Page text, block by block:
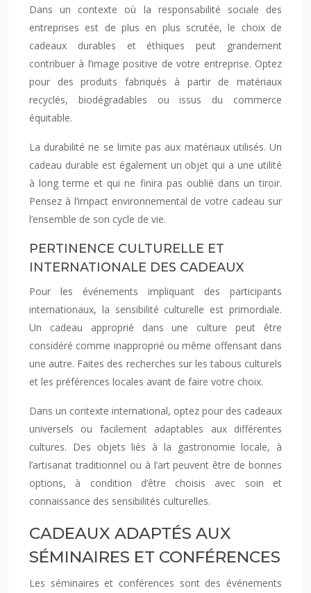
Dans un contexte où la responsabilité sociale des
entreprises est de plus en plus scrutée, le choix de
cadeaux durables et éthiques peut grandement
contribuer à l’image positive de votre entreprise. Optez
pour des produits fabriqués à partir de matériaux
recyclés, biodégradables ou issus du commerce
équitable.
La durabilité ne se limite pas aux matériaux utilisés. Un
cadeau durable est également un objet qui a une utilité
à long terme et qui ne finira pas oublié dans un tiroir.
Pensez à l’impact environnemental de votre cadeau sur
l’ensemble de son cycle de vie.
PERTINENCE CULTURELLE ET
INTERNATIONALE DES CADEAUX
Pour les événements impliquant des participants
internationaux, la sensibilité culturelle est primordiale.
Un cadeau approprié dans une culture peut être
considéré comme inapproprié ou même offensant dans
une autre. Faites des recherches sur les tabous culturels
et les préférences locales avant de faire votre choix.
Dans un contexte international, optez pour des cadeaux
universels ou facilement adaptables aux différentes
cultures. Des objets liés à la gastronomie locale, à
l’artisanat traditionnel ou à l’art peuvent être de bonnes
options, à condition d’être choisis avec soin et
connaissance des sensibilités culturelles.
CADEAUX ADAPTÉS AUX
SÉMINAIRES ET CONFÉRENCES
Les séminaires et conférences sont des événements